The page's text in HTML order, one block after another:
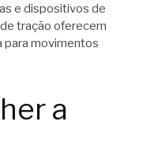
e dispositivos de
tração oferecem
para movimentos
a